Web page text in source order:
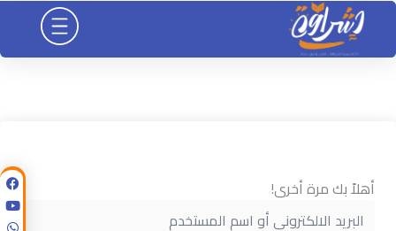
تخطي
المحتوى
أهلاً بك مرة أخرى!